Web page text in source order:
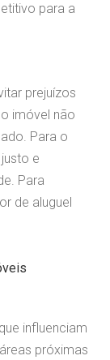
para a
prejuízos
imóvel não
Para o
e
Para
de aluguel
influenciam
próximas